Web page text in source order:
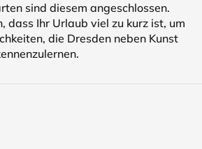
sind diesem angeschlossen.
dass Ihr Urlaub viel zu kurz ist, um
die Dresden neben Kunst